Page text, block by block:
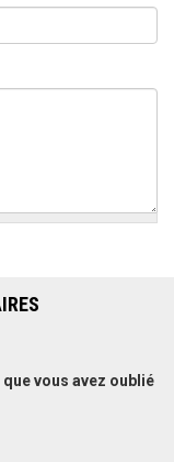
vous avez oublié